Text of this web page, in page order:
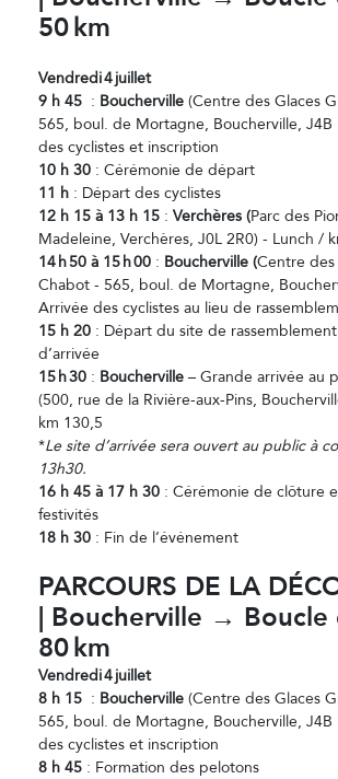
50km
Vendredi4juillet
9 h 45 : Boucherville (Centre des Glaces
565, boul. de Mortagne, Boucherville, J4B
des cyclistes et inscription
10 h 30 : Cérémonie de départ
11 h : Départ des cyclistes
12 h 15 à 13 h 15 : Verchères (Parc des
Madeleine, Verchères, J0L 2R0) - Lunch /
14h50 à 15h00 : Boucherville (Centre des
Chabot - 565, boul. de Mortagne,
Arrivée des cyclistes au lieu de
15 h 20 : Départ du site de
d’arrivée
15h30 : Boucherville – Grande arrivée au
(500, rue de la Rivière-aux-Pins,
km 130,5
*Le site d’arrivée sera ouvert au public à
13h30.
16 h 45 à 17 h 30 : Cérémonie de clôture
festivités
18 h 30 : Fin de l’événement
PARCOURS DE LA
| Boucherville → Boucle
80km
Vendredi4juillet
8 h 15 : Boucherville (Centre des Glaces
565, boul. de Mortagne, Boucherville, J4B
des cyclistes et inscription
8 h 45 : Formation des pelotons